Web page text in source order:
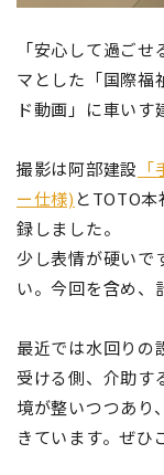
「安心して過ご
マとした「国際
ド動画」に車いす
撮影は阿部建設
ー仕様) とTOTO
録しました。
少し表情が硬いで
い。今回を含め、
最近では水回りの
受ける側、介助す
境が整いつつあり
きています。ぜひ